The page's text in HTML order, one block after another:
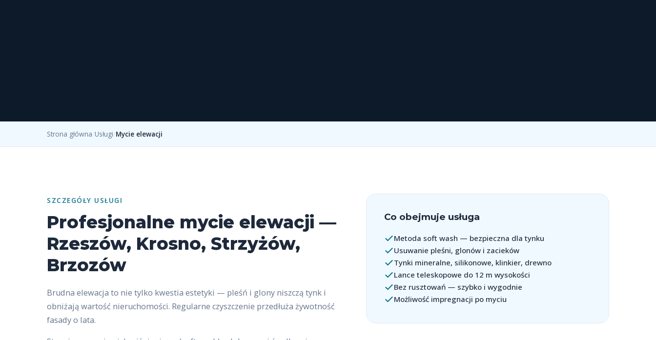
Strona główna Usługi Mycie elewacji
SZCZEGÓŁY USŁUGI
Profesjonalne mycie elewacji —
Rzeszów, Krosno, Strzyżów,
Brzozów
Brudna elewacja to nie tylko kwestia estetyki — pleśń i glony niszczą tynk i
obniżają wartość nieruchomości. Regularne czyszczenie przedłuża żywotność
fasady o lata.
Co obejmuje usługa
Metoda soft wash — bezpieczna dla tynku
Usuwanie pleśni, glonów i zacieków
Tynki mineralne, silikonowe, klinkier, drewno
Lance teleskopowe do 12 m wysokości
Bez rusztowań — szybko i wygodnie
Możliwość impregnacji po myciu